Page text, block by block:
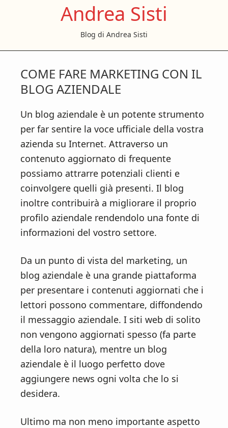
p
o
m
a
i
n
c
o
n
t
e
n
p
o
p
r
i
m
a
r
y
s
i
d
b
a
r
p
o
f
o
o
t
e
r
Andrea Sisti
Blog di Andrea Sisti
COME FARE MARKETING CON IL
BLOG AZIENDALE
Un blog aziendale è un potente strumento
per far sentire la voce ufficiale della vostra
azienda su Internet. Attraverso un
contenuto aggiornato di frequente
possiamo attrarre potenziali clienti e
coinvolgere quelli già presenti. Il blog
inoltre contribuirà a migliorare il proprio
profilo aziendale rendendolo una fonte di
informazioni del vostro settore.
Da un punto di vista del marketing, un
blog aziendale è una grande piattaforma
per presentare i contenuti aggiornati che i
lettori possono commentare, diffondendo
il messaggio aziendale. I siti web di solito
non vengono aggiornati spesso (fa parte
della loro natura), mentre un blog
aziendale è il luogo perfetto dove
aggiungere news ogni volta che lo si
desidera.
Ultimo ma non meno importante aspetto